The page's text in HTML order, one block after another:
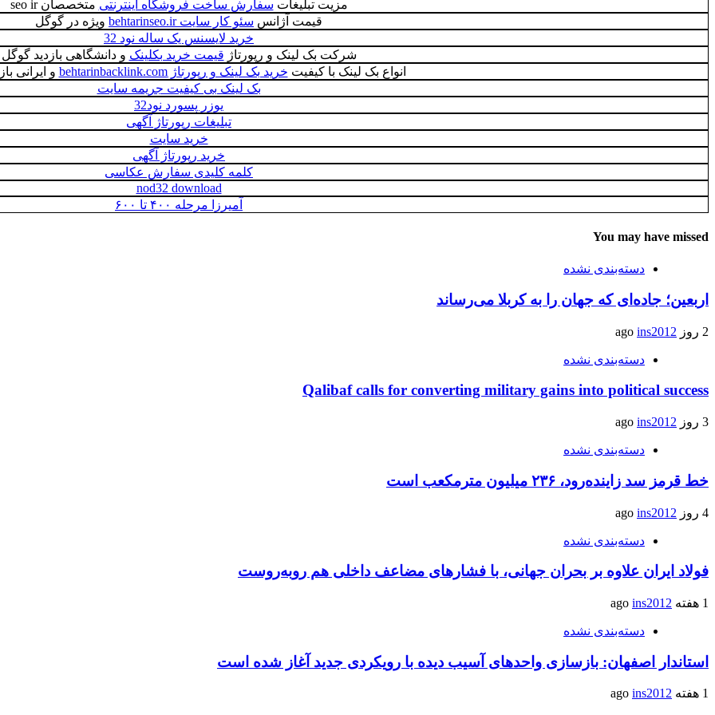
مزیت تبلیغات سفارش ساخت فروشگاه اینترنتی متخصصان seo ir
قیمت آژانس سئو کار سایت behtarinseo.ir
ویژه در گوگل
خرید لایسنس یک ساله نود 32
شرکت بک لینک و رپورتاژ قیمت خرید بکلینک و دانشگاهی بازدید گوگل
انواع بک لینک با کیفیت خرید بک لینک و رپورتاژ behtarinbacklink.com
و ایرانی
بک لینک بی کیفیت جریمه سایت
یوزر پسورد نود32
تبلیغات رپورتاژ آگهی
خرید سایت
خرید رپورتاژ آگهی
کلمه کلیدی سفارش عکاسی
nod32 download
آمیرزا مرحله ۴۰۰ تا ۶۰۰
You may have missed
دسته‌بندی نشده
اربعین؛ جاده‌ای که جهان را به کربلا می‌رساند
2 روز ago ins2012
دسته‌بندی نشده
Qalibaf calls for converting military gains into political success
3 روز ago ins2012
دسته‌بندی نشده
خط قرمز سد زاینده‌رود، ۲۳۶ میلیون مترمکعب است
4 روز ago ins2012
دسته‌بندی نشده
فولاد ایران علاوه بر بحران جهانی، با فشارهای مضاعف داخلی هم روبه‌روست
1 هفته ago ins2012
دسته‌بندی نشده
استاندار اصفهان: بازسازی واحدهای آسیب دیده با رویکردی جدید آغاز شده است
1 هفته ago ins2012